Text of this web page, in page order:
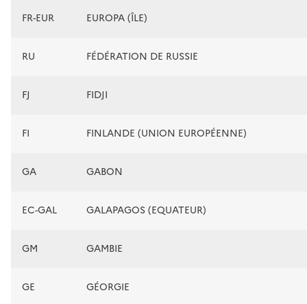
FR-EUR EUROPA (ÎLE)
RU FÉDÉRATION DE RUSSIE
FJ FIDJI
FI FINLANDE (UNION EUROPÉENNE)
GA GABON
EC-GAL GALAPAGOS (EQUATEUR)
GM GAMBIE
GE GÉORGIE